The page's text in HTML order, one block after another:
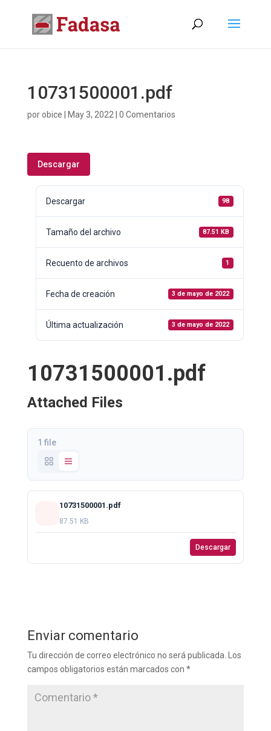
10731500001.pdf
porobice May 3, 2022 0 Comentarios
Descargar
Descargar 98
Tamaño del archivo 87.51 KB
Recuento de archivos 1
Fecha de creación 3 de mayo de 2022
Última actualización 3 de mayo de 2022
10731500001.pdf
Attached Files
1 file
10731500001.pdf
87.51 KB
Descargar
Enviar comentario
Tu dirección de correo electrónico no será publicada.
Los
campos obligatorios están marcados con *